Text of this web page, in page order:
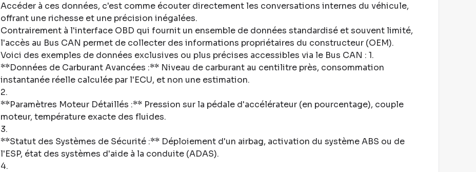
Accéder à ces données, c'est comme écouter directement les conversations internes du véhicule,
offrant une richesse et une précision inégalées.
Contrairement à l'interface OBD qui fournit un ensemble de données standardisé et souvent limité,
l'accès au Bus CAN permet de collecter des informations propriétaires du constructeur (OEM).
Voici des exemples de données exclusives ou plus précises accessibles via le Bus CAN : 1.
**Données de Carburant Avancées :** Niveau de carburant au centilitre près, consommation
instantanée réelle calculée par l'ECU, et non une estimation.
2.
**Paramètres Moteur Détaillés :** Pression sur la pédale d'accélérateur (en pourcentage), couple
moteur, température exacte des fluides.
3.
**Statut des Systèmes de Sécurité :** Déploiement d'un airbag, activation du système ABS ou de
l'ESP, état des systèmes d'aide à la conduite (ADAS).
4.